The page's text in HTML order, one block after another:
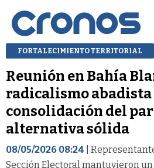
FORTALECIMIENTO TERRITORIAL
Reunión en Bahía
radicalismo abadista
consolidación del
alternativa sólida
08/05/2026 08:24 |
Sección Electoral mantuvieron